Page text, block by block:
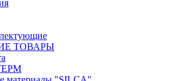
ТОВАРЫ